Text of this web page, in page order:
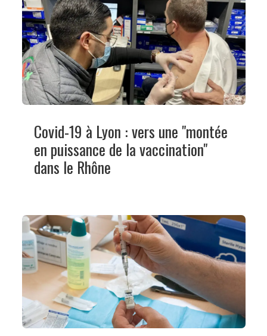
Covid-19 à Lyon : vers une "montée
en puissance de la vaccination"
dans le Rhône